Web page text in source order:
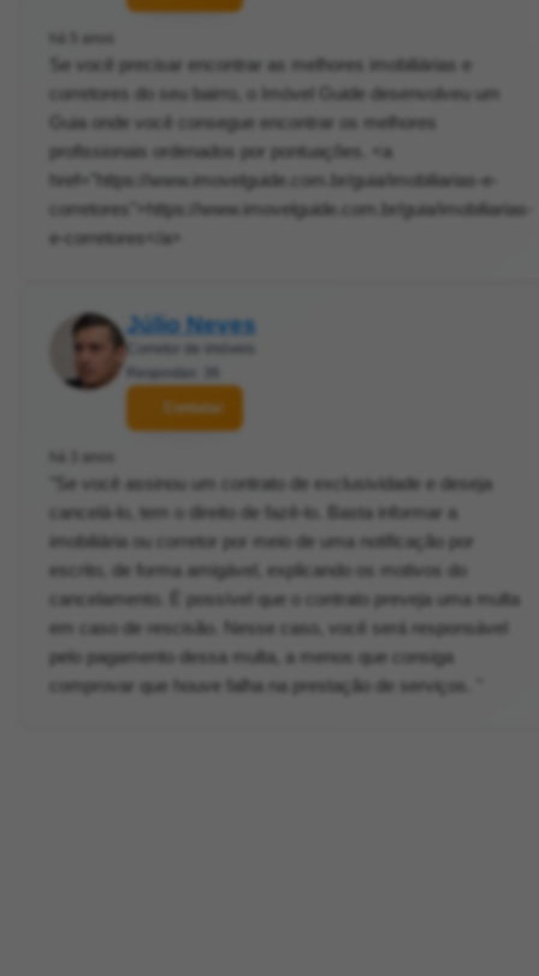
Se você precisar encontrar as melhores imobiliárias e
corretores do seu bairro, o Imóvel Guide desenvolveu um
Guia onde você consegue encontrar os melhores
profissionais ordenados por pontuações. <a
href="https://www.imovelguide.com.br/guia/imobiliarias-e-
corretores">https://www.imovelguide.com.br/guia/imobiliarias-
e-corretores</a>
Júlio Neves
Contatar
"Se você assinou um contrato de exclusividade e deseja
cancelá-lo, tem o direito de fazê-lo. Basta informar a
imobiliária ou corretor por meio de uma notificação por
escrito, de forma amigável, explicando os motivos do
cancelamento. É possível que o contrato preveja uma multa
em caso de rescisão. Nesse caso, você será responsável
pelo pagamento dessa multa, a menos que consiga
comprovar que houve falha na prestação de serviços. "